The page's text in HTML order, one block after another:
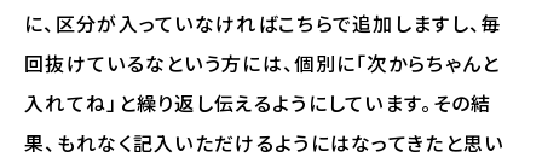
に、区分が入っていなければこちらで追加しますし、毎
回抜けているなという方には、個別に「次からちゃんと
入れてね」と繰り返し伝えるようにしています。その結
果、もれなく記入いただけるようにはなってきたと思い